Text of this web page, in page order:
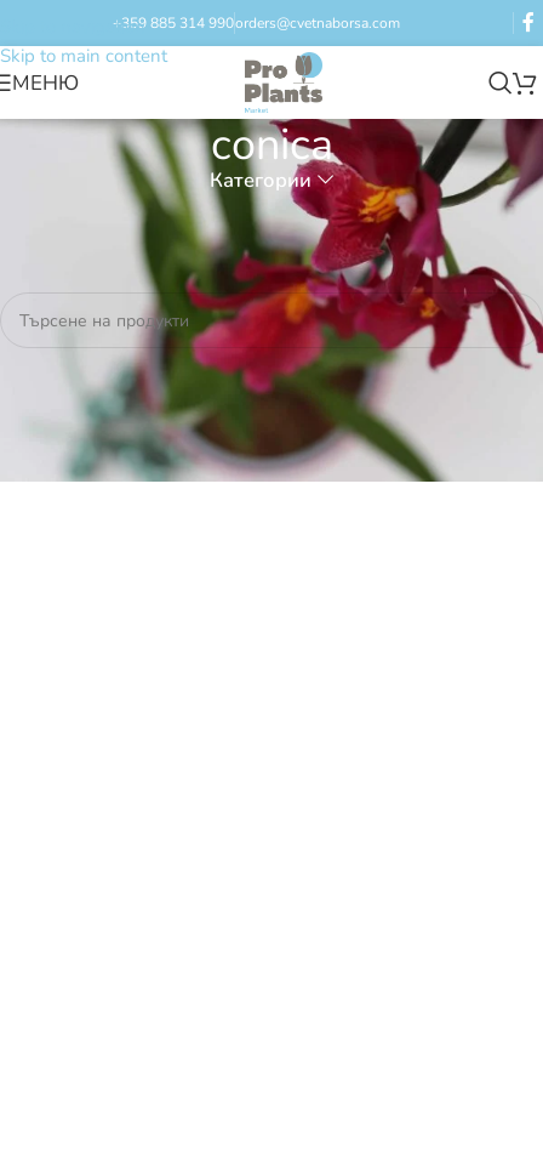
Skip to navigation
Skip to main content
+359 885 314 990orders@cvetnaborsa.com
МЕНЮ
conica
Категории
Продукти с етикет „conica“
Не бяха намерени продукти, отговарящи на критериите Ви.